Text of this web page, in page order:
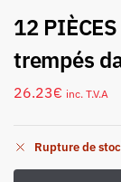
12
trempés
26.23€ inc. T.V.A
Rupture de